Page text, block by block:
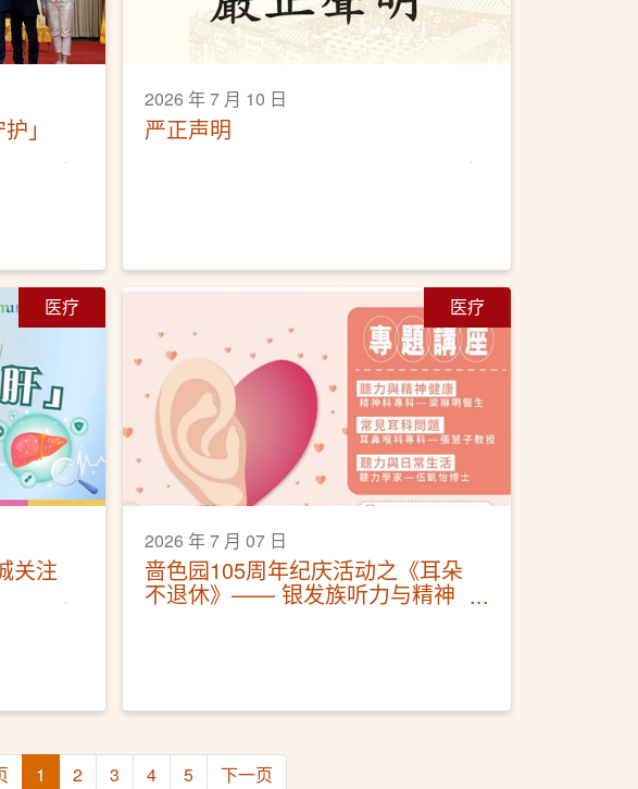
」
2026 年 7 月 10 日
严正声明
医疗
关注
医疗
2026 年 7 月 07 日
啬色园105周年纪庆活动之《耳朵
不退休》—— 银发族听力与精神
1 2 3 4 5 下一页